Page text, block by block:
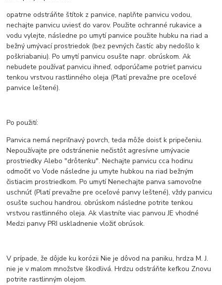
opatrne odstráňte štítok z panvice, naplňte panvicu vodou,
nechajte panvicu uviesť do varov. Použite ochranné rukavice a
vodu vylejte, následne po umytí panvice použite hubku na riad a
bežný umývací prostriedok (bez pevných častíc aby nedošlo k
poškriabaniu). Po umytí panvicu osušte napr. obrúskom. Ak
nebudete používať panvicu ihneď, odporúčame potrieť panvicu
tenkou vrstvou rastlinného oleja (Platí prevažne pre oceľové
panvice leštené).
Po použití:
Panvica nemá nepriľnavý povrch, teda môže doisť k pripečeniu.
Nepoužívajte pre odstránenie nečistôt agresívne umývacie
prostriedky Alebo "drôtenku". Nechajte panvicu cca hodinu
odmočiť vo Vode následne ju umyte hubkou na riad bežným
čistiacim prostriedkom. Po umytí Nenechajte panva samovoľne
uschnúť (Platí prevažne pre oceľové panvy leštené), vždy panvicu
osušte suchou handrou. obrúskom následne potrite tenkou
vrstvou rastlinného oleja. Ak vlastníte viac panvou JE vhodné
Medzi panvy PRI uskladnenie vložiť obrúsok.
V prípade, že dôjde ku korózii Nie je dôvod na paniku, hrdza M. J.
nie je v malom množstve škodlivá. Hrdzu odstráňte kefkou Znovu
potrite rastlinným olejom.